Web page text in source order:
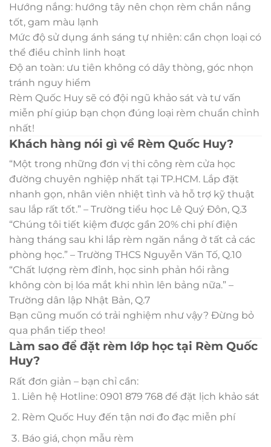
Hướng nắng: hướng tây nên chọn rèm chắn nắng
tốt, gam màu lạnh
Mức độ sử dụng ánh sáng tự nhiên: cần chọn loại có
thể điều chỉnh linh hoạt
Độ an toàn: ưu tiên không có dây thòng, góc nhọn
tránh nguy hiểm
Rèm Quốc Huy sẽ có đội ngũ khảo sát và tư vấn
miễn phí giúp bạn chọn đúng loại rèm chuẩn chỉnh
nhất!
Khách hàng nói gì về Rèm Quốc Huy?
“Một trong những đơn vị thi công rèm cửa học
đường chuyên nghiệp nhất tại TP.HCM. Lắp đặt
nhanh gọn, nhân viên nhiệt tình và hỗ trợ kỹ thuật
sau lắp rất tốt.” – Trường tiểu học Lê Quý Đôn, Q.3
“Chúng tôi tiết kiệm được gần 20% chi phí điện
hàng tháng sau khi lắp rèm ngăn nắng ở tất cả các
phòng học.” – Trường THCS Nguyễn Văn Tố, Q.10
“Chất lượng rèm đỉnh, học sinh phản hồi rằng
không còn bị lóa mắt khi nhìn lên bảng nữa.” –
Trường dân lập Nhật Bản, Q.7
Bạn cũng muốn có trải nghiệm như vậy? Đừng bỏ
qua phần tiếp theo!
Làm sao để đặt rèm lớp học tại Rèm Quốc
Huy?
Rất đơn giản – bạn chỉ cần:
Liên hệ Hotline: 0901 879 768 để đặt lịch khảo sát
Rèm Quốc Huy đến tận nơi đo đạc miễn phí
Báo giá, chọn mẫu rèm